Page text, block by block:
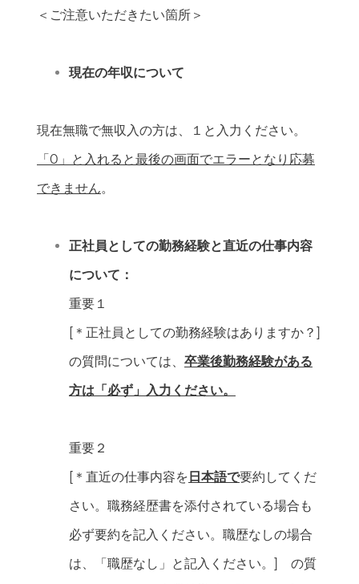
＜ご注意いただきたい箇所＞
現在の年収について
現在無職で無収入の方は、１と入力ください。
「0」と入れると最後の画面でエラーとなり応募
できません。
正社員としての勤務経験と直近の仕事内容
について：
重要１
[＊正社員としての勤務経験はありますか？]
の質問については、 卒業後勤務経験がある
方は「必ず」入力ください。
重要２
[＊直近の仕事内容を 日本語で要約してくだ
さい。職務経歴書を添付されている場合も
必ず要約を記入ください。職歴なしの場合
は、「職歴なし」と記入ください。] の質